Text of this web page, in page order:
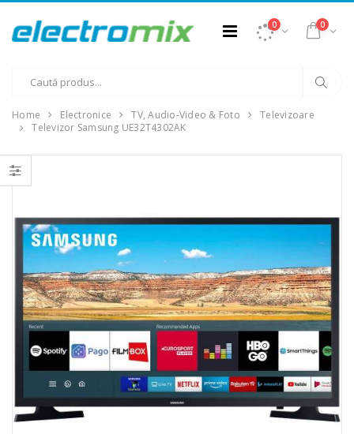
0 0
Home Electronice TV, Audio-Video & Foto
Televizoare
Televizor Samsung UE32T4302AK